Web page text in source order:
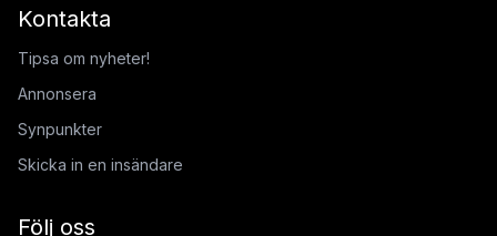
Kontakta
Tipsa om nyheter!
Annonsera
Synpunkter
Skicka in en insändare
Följ oss